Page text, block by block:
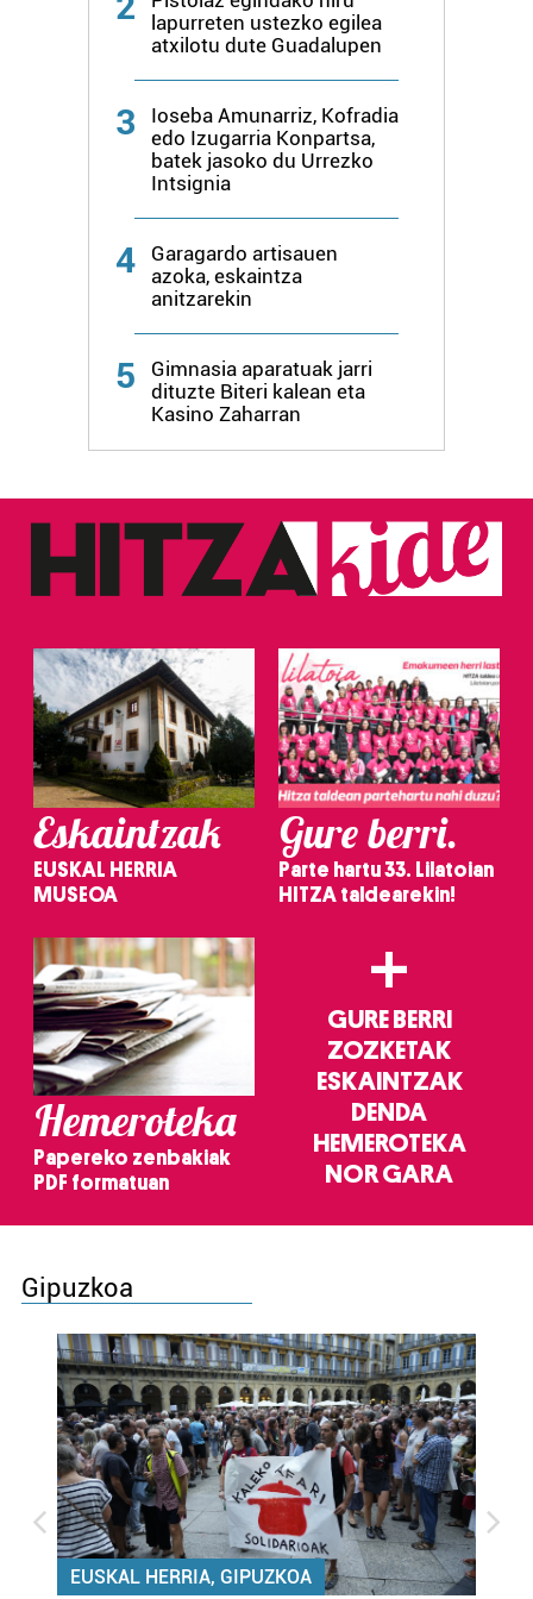
lapurreten ustezko egilea
atxilotu dute Guadalupen
3
Ioseba Amunarriz, Kofradia
edo Izugarria Konpartsa,
batek jasoko du Urrezko
Intsignia
4
Garagardo artisauen
azoka, eskaintza
anitzarekin
5
Gimnasia aparatuak jarri
dituzte Biteri kalean eta
Kasino Zaharran
Eskaintzak
EUSKAL HERRIA
MUSEOA
Gure berri.
Parte hartu 33. Lilatoian
HITZA taldearekin!
Hemeroteka
Papereko zenbakiak
PDF formatuan
+
GURE BERRI
ZOZKETAK
ESKAINTZAK
DENDA
HEMEROTEKA
NOR GARA
Gipuzkoa
EUSKAL HERRIA, GIPUZKOA